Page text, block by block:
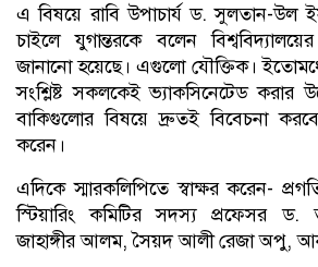
এ বিষয়ে রাবি উপাচার্য ড. সুলতান-উল
চাইলে যুগান্তরকে বলেন
জানানো হয়েছে। এগুলো যৌক্তিক।
সংশ্লিষ্ট সকলকেই ভ্যাকসিনেটেড করার
বাকিগুলোর বিষয়ে দ্রুতই বিবেচনা
করেন।
এদিকে স্মারকলিপিতে স্বাক্ষর করেন-
স্টিয়ারিং কমিটির সদস্য প্রফেসর
জাহাঙ্গীর আলম, সৈয়দ আলী রেজা অপু,